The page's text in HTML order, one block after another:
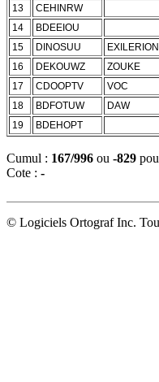
13
CEHINRW
14
BDEEIOU
15
DINOSUU
16
DEKOUWZ ZOUKE
17
CDOOPTV VOC
18
BDFOTUW DAW
19
BDEHOPT
Cumul : 167/996 ou -829
Cote : -
© Logiciels Ortograf Inc.